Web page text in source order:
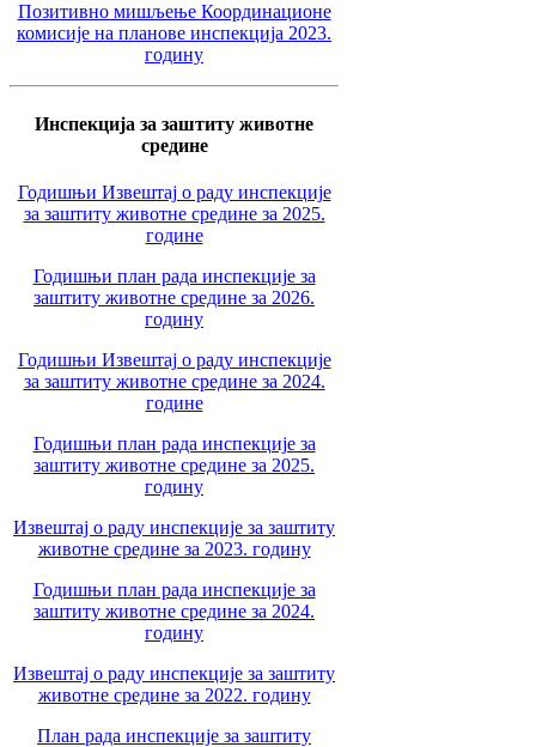
Позитивно мишљење Координационе
комисије на планове инспекција 2023.
годину
Инспекција за заштиту животне
средине
Годишњи Извештај о раду инспекције
за заштиту животне средине за 2025.
године
Годишњи план рада инспекције за
заштиту животне средине за 2026.
годину
Годишњи Извештај о раду инспекције
за заштиту животне средине за 2024.
године
Годишњи план рада инспекције за
заштиту животне средине за 2025.
годину
Извештај о раду инспекције за заштиту
животне средине за 2023. годину
Годишњи план рада инспекције за
заштиту животне средине за 2024.
годину
Извештај о раду инспекције за заштиту
животне средине за 2022. годину
План рада инспекције за заштиту